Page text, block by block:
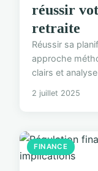
réussir
retraite
Réussir sa
approche
clairs et
2 juillet 2025
FINANCE